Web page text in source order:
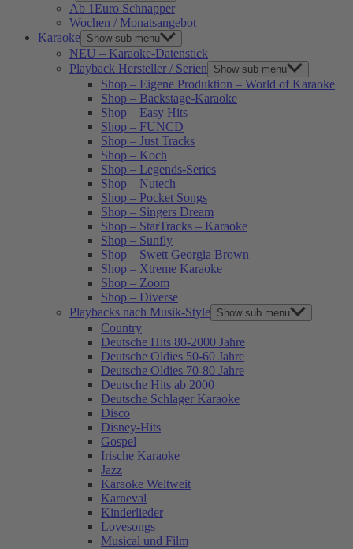
Ab 1Euro Schnapper
Wochen / Monatsangebot
Karaoke Show sub menu
NEU – Karaoke-Datenstick
Playback Hersteller / Serien
Show sub menu
Shop – Eigene Produktion – World of Karaoke
Shop – Backstage-Karaoke
Shop – Easy Hits
Shop – FUNCD
Shop – Just Tracks
Shop – Koch
Shop – Legends-Series
Shop – Nutech
Shop – Pocket Songs
Shop – Singers Dream
Shop – StarTracks – Karaoke
Shop – Sunfly
Shop – Swett Georgia Brown
Shop – Xtreme Karaoke
Shop – Zoom
Shop – Diverse
Playbacks nach Musik-Style Show sub menu
Country
Deutsche Hits 80-2000 Jahre
Deutsche Oldies 50-60 Jahre
Deutsche Oldies 70-80 Jahre
Deutsche Hits ab 2000
Deutsche Schlager Karaoke
Disco
Disney-Hits
Gospel
Irische Karaoke
Jazz
Karaoke Weltweit
Karneval
Kinderlieder
Lovesongs
Musical und Film